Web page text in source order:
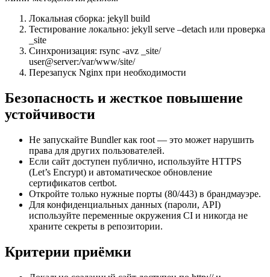
Локальная сборка: jekyll build
Тестирование локально: jekyll serve –detach или проверка
_site
Синхронизация: rsync -avz _site/
user@server:/var/www/site/
Перезапуск Nginx при необходимости
Безопасность и жесткое повышение
устойчивости
Не запускайте Bundler как root — это может нарушить
права для других пользователей.
Если сайт доступен публично, используйте HTTPS
(Let’s Encrypt) и автоматическое обновление
сертификатов certbot.
Откройте только нужные порты (80/443) в брандмауэре.
Для конфиденциальных данных (пароли, API)
используйте переменные окружения CI и никогда не
храните секреты в репозитории.
Критерии приёмки